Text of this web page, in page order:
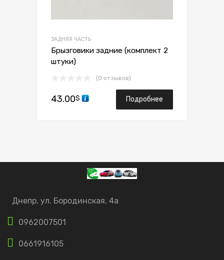
ЗАДНЯЯ ЧАСТЬ
Брызговики задние (комплект 2
штуки)
(0 отзывов)
43.00$ Подробнее
Днепр, ул. Бородинская, 4а
0962007501
0661916105